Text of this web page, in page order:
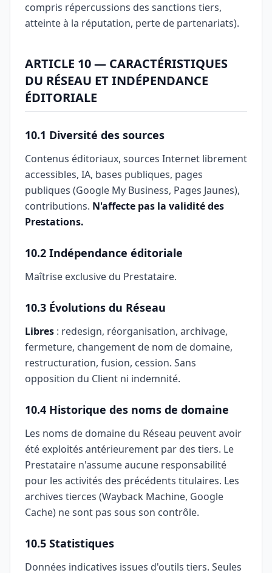
compris répercussions des sanctions tiers,
atteinte à la réputation, perte de partenariats).
ARTICLE 10 — CARACTÉRISTIQUES
DU RÉSEAU ET INDÉPENDANCE
ÉDITORIALE
10.1 Diversité des sources
Contenus éditoriaux, sources Internet librement
accessibles, IA, bases publiques, pages
publiques (Google My Business, Pages Jaunes),
contributions. N'affecte pas la validité des
Prestations.
10.2 Indépendance éditoriale
Maîtrise exclusive du Prestataire.
10.3 Évolutions du Réseau
Libres : redesign, réorganisation, archivage,
fermeture, changement de nom de domaine,
restructuration, fusion, cession. Sans
opposition du Client ni indemnité.
10.4 Historique des noms de domaine
Les noms de domaine du Réseau peuvent avoir
été exploités antérieurement par des tiers. Le
Prestataire n'assume aucune responsabilité
pour les activités des précédents titulaires. Les
archives tierces (Wayback Machine, Google
Cache) ne sont pas sous son contrôle.
10.5 Statistiques
Données indicatives issues d'outils tiers. Seules